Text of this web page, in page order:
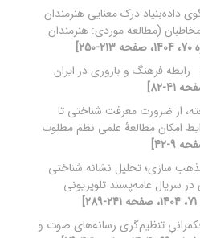
داده‌بنیاد درک معنایی هنرمندان
(مطالعه موردی: هنرمندان
رابطه فرهنگ و باروری در ایران
از ضرورت معرفت شناختی تا
امکان مطالعۀ علمی نظم مطلوب
سازی؛ تحلیل نشانه شناختی
در سریال عامه‌پسند تلویزیونی
تنظیم‌گری رسانه‌های صوت و